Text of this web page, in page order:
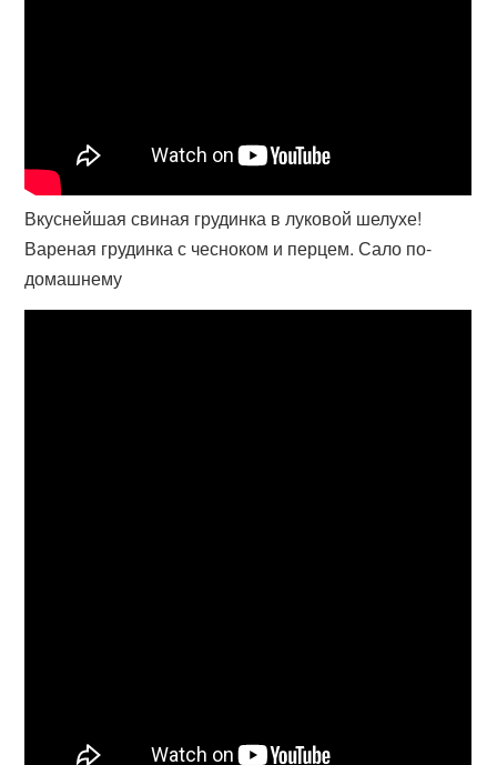
Вкуснейшая свиная грудинка в луковой шелухе!
Вареная грудинка с чесноком и перцем. Сало по-
домашнему